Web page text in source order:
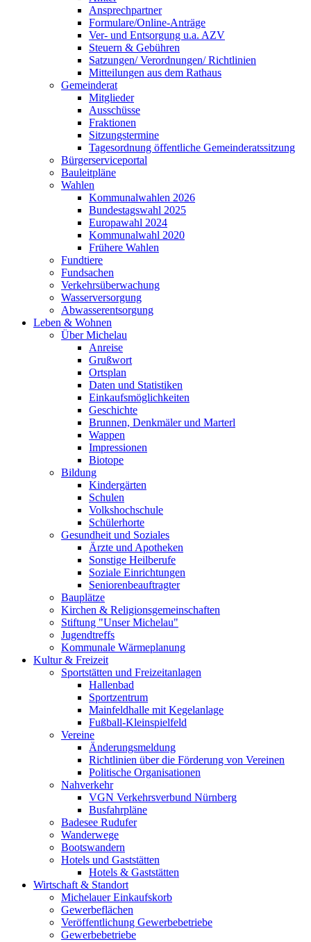
Ansprechpartner
Formulare/Online-Anträge
Ver- und Entsorgung u.a. AZV
Steuern & Gebühren
Satzungen/ Verordnungen/ Richtlinien
Mitteilungen aus dem Rathaus
Gemeinderat
Mitglieder
Ausschüsse
Fraktionen
Sitzungstermine
Tagesordnung öffentliche Gemeinderatssitzung
Bürgerserviceportal
Bauleitpläne
Wahlen
Kommunalwahlen 2026
Bundestagswahl 2025
Europawahl 2024
Kommunalwahl 2020
Frühere Wahlen
Fundtiere
Fundsachen
Verkehrsüberwachung
Wasserversorgung
Abwasserentsorgung
Leben & Wohnen
Über Michelau
Anreise
Grußwort
Ortsplan
Daten und Statistiken
Einkaufsmöglichkeiten
Geschichte
Brunnen, Denkmäler und Marterl
Wappen
Impressionen
Biotope
Bildung
Kindergärten
Schulen
Volkshochschule
Schülerhorte
Gesundheit und Soziales
Ärzte und Apotheken
Sonstige Heilberufe
Soziale Einrichtungen
Seniorenbeauftragter
Bauplätze
Kirchen & Religionsgemeinschaften
Stiftung "Unser Michelau"
Jugendtreffs
Kommunale Wärmeplanung
Kultur & Freizeit
Sportstätten und Freizeitanlagen
Hallenbad
Sportzentrum
Mainfeldhalle mit Kegelanlage
Fußball-Kleinspielfeld
Vereine
Änderungsmeldung
Richtlinien über die Förderung von Vereinen
Politische Organisationen
Nahverkehr
VGN Verkehrsverbund Nürnberg
Busfahrpläne
Badesee Rudufer
Wanderwege
Bootswandern
Hotels und Gaststätten
Hotels & Gaststätten
Wirtschaft & Standort
Michelauer Einkaufskorb
Gewerbeflächen
Veröffentlichung Gewerbebetriebe
Gewerbebetriebe